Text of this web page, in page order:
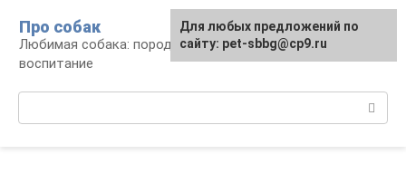
контенту
Про собак
Любимая собака: породы, содержание,
воспитание
Для любых предложений по
сайту: pet-sbbg@cp9.ru